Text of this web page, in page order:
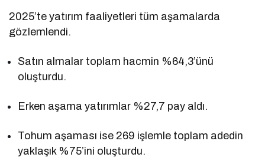
2025’te yatırım faaliyetleri tüm aşamalarda
gözlemlendi.
Satın almalar toplam hacmin %64,3’ünü
oluşturdu.
Erken aşama yatırımlar %27,7 pay aldı.
Tohum aşaması ise 269 işlemle toplam adedin
yaklaşık %75’ini oluşturdu.